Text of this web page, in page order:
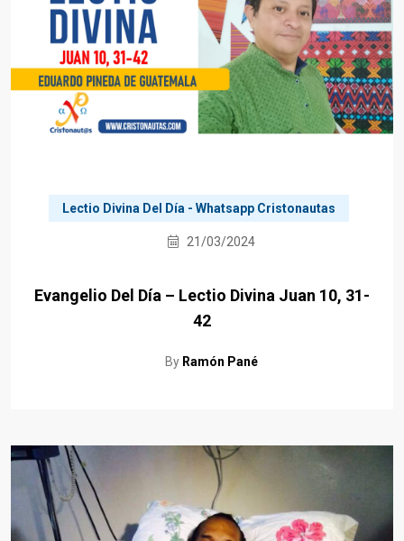
Lectio Divina Del Día - Whatsapp Cristonautas
21/03/2024
Evangelio Del Día – Lectio Divina Juan 10, 31-
42
By Ramón Pané